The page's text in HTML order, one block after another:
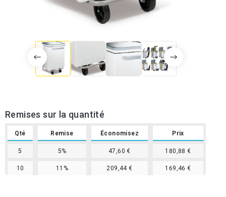
Remises sur la quantité
Qté Remise Économisez Prix
5 5% 47,60 € 180,88 €
10 11% 209,44 € 169,46 €